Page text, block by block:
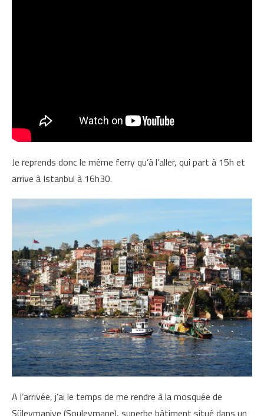
Je reprends donc le même ferry qu’à l’aller, qui part à 15h et
arrive à Istanbul à 16h30.
A l’arrivée, j’ai le temps de me rendre à la mosquée de
Süleymaniye (Souleymane), superbe bâtiment situé dans un